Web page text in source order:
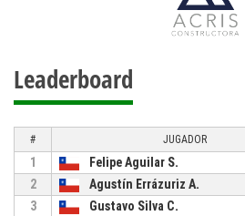
Leaderboard
# JUGADOR
1 Felipe Aguilar S.
2
Agustín Errázuriz A.
3
Gustavo Silva C.